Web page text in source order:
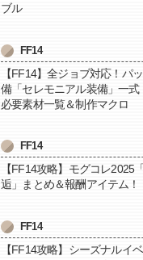
ブル
FF14
【FF14】全ジョブ対応！パ
備「セレモニアル装備」一式
必要素材一覧＆制作マクロ
FF14
【FF14攻略】モグコレ2025
逅」まとめ＆報酬アイテム！
FF14
【FF14攻略】シーズナルイ